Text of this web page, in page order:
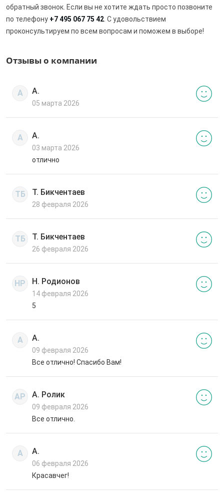
обратный звонок. Если вы не хотите ждать просто позвоните
по телефону +7 495 067 75 42 . С удовольствием
проконсультируем по всем вопросам и поможем в выборе!
Отзывы о компании
А А.
05 марта 2026
А А.
03 марта 2026
отлично
ТБ Т. Бикчентаев
28 февраля 2026
ТБ Т. Бикчентаев
26 февраля 2026
НР Н. Родионов
14 февраля 2026
5
А А.
09 февраля 2026
Все отлично! Спасибо Вам!
АР А. Ролик
09 февраля 2026
Все отлично.
А А.
06 февраля 2026
Красавчег!